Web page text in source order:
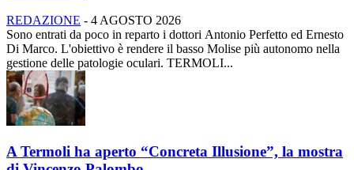
REDAZIONE - 4 AGOSTO 2026
Sono entrati da poco in reparto i dottori Antonio Perfetto ed Ernesto
Di Marco. L'obiettivo è rendere il basso Molise più autonomo nella
gestione delle patologie oculari. TERMOLI...
A Termoli ha aperto “Concreta Illusione”, la mostra